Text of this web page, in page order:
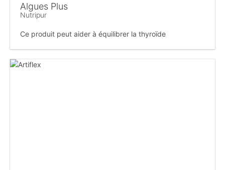
Algues Plus
Nutripur
Ce produit peut aider à équilibrer la thyroïde